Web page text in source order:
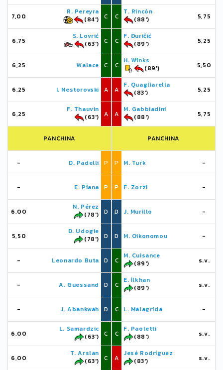
7,00
R. Pereyra
(84')
C
6,75
S. Lovrić
(63')
C
6,25 Walace C
6,25 I. Nestorovski A
6,25
F. Thauvin
(63')
A
PANCHINA
- D. Padelli P
- E. Piana P
6,00
N. Pérez
(78')
D
5,50
D. Udogie
(78')
D
- Leonardo Buta D
- A. Guessand D
- J. Abankwah D
6,00
L. Samardzic
(63')
C
6,00
T. Arslan
(63')
C
C
T. Rincón
(88')
5,75
C
F. Đuričić
(89')
5,25
C
H. Winks
(89')
5,50
A
F. Quagliarella
(83')
5,25
A
M. Gabbiadini
(88')
5,75
PANCHINA
P M. Turk -
P F. Zorzi -
D J. Murillo -
D M. Oikonomou -
C
M. Cuisance
(89')
s.v.
C
E. İlkhan
(89')
s.v.
C L. Malagrida -
C
F. Paoletti
(88')
s.v.
A
Jesé Rodríguez
(83')
s.v.